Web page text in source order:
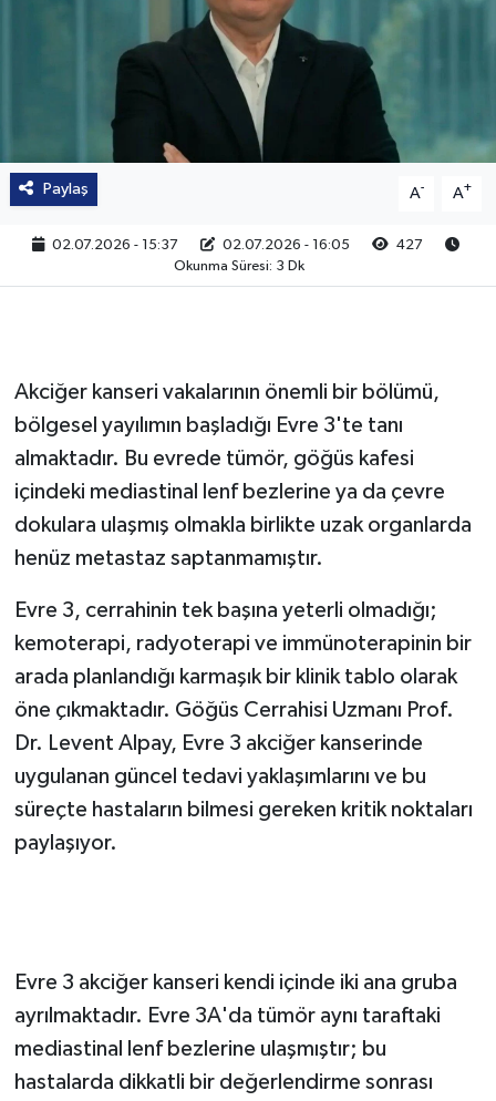
Paylaş A- A+
02.07.2026 - 15:37 02.07.2026 - 16:05
427
Okunma Süresi: 3 Dk
Akciğer kanseri vakalarının önemli bir bölümü,
bölgesel yayılımın başladığı Evre 3'te tanı
almaktadır. Bu evrede tümör, göğüs kafesi
içindeki mediastinal lenf bezlerine ya da çevre
dokulara ulaşmış olmakla birlikte uzak organlarda
henüz metastaz saptanmamıştır.
Evre 3, cerrahinin tek başına yeterli olmadığı;
kemoterapi, radyoterapi ve immünoterapinin bir
arada planlandığı karmaşık bir klinik tablo olarak
öne çıkmaktadır. Göğüs Cerrahisi Uzmanı Prof.
Dr. Levent Alpay, Evre 3 akciğer kanserinde
uygulanan güncel tedavi yaklaşımlarını ve bu
süreçte hastaların bilmesi gereken kritik noktaları
paylaşıyor.
Evre 3 akciğer kanseri kendi içinde iki ana gruba
ayrılmaktadır. Evre 3A'da tümör aynı taraftaki
mediastinal lenf bezlerine ulaşmıştır; bu
hastalarda dikkatli bir değerlendirme sonrası